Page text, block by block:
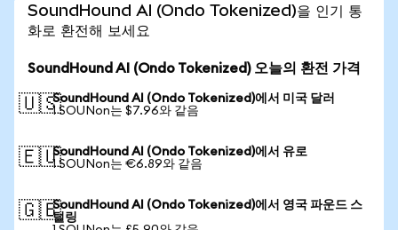
SoundHound AI (Ondo Tokenized)을 인기 통
화로 환전해 보세요
SoundHound AI (Ondo Tokenized) 오늘의 환전 가격
🇺🇸SoundHound AI (Ondo Tokenized)에서 미국 달러
1 SOUNon는 $7.96와 같음
🇪🇺SoundHound AI (Ondo Tokenized)에서 유로
1 SOUNon는 €6.89와 같음
🇬🇧SoundHound AI (Ondo Tokenized)에서 영국 파운드 스
털링